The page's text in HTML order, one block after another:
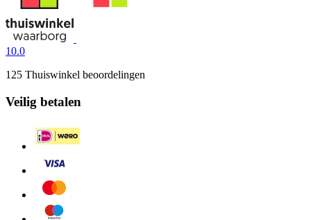
10.0
125 Thuiswinkel beoordelingen
Veilig betalen